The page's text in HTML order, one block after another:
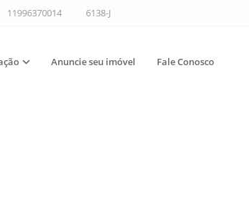
11996370014 6138-J
Anuncie seu imóvel Fale Conosco